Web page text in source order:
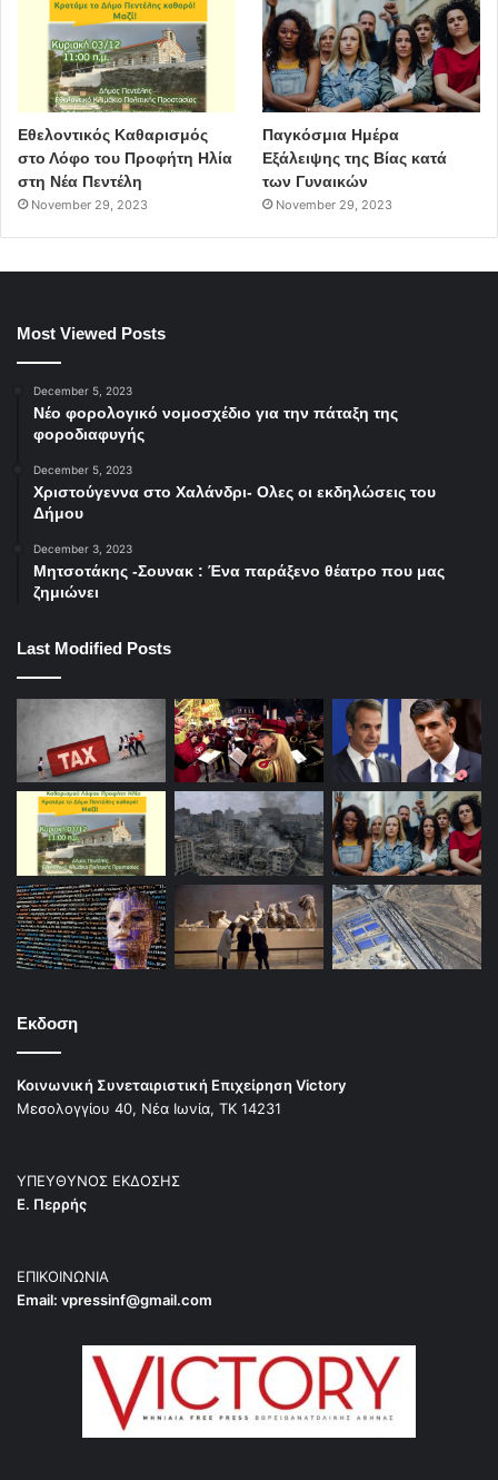
Εθελοντικός Καθαρισμός
στο Λόφο του Προφήτη Ηλία
στη Νέα Πεντέλη
November 29, 2023
Παγκόσμια Ημέρα
Εξάλειψης της Βίας κατά
των Γυναικών
November 29, 2023
Most Viewed Posts
December 5, 2023
Νέο φορολογικό νομοσχέδιο για την πάταξη της
φοροδιαφυγής
December 5, 2023
Χριστούγεννα στο Χαλάνδρι- Ολες οι εκδηλώσεις του
Δήμου
December 3, 2023
Μητσοτάκης -Σουνακ : Ένα παράξενο θέατρο που μας
ζημιώνει
Last Modified Posts
Εκδοση
Κοινωνική Συνεταιριστική Επιχείρηση Victory
Μεσολογγίου 40, Νέα Ιωνία, ΤΚ 14231
ΥΠΕΥΘΥΝΟΣ ΕΚΔΟΣΗΣ
Ε. Περρής
ΕΠΙΚΟΙΝΩΝΙΑ
Email: vpressinf@gmail.com